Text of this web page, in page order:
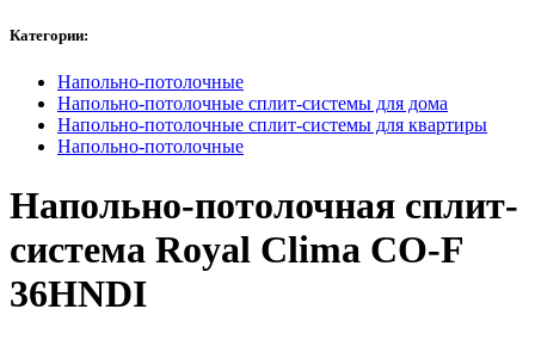
Категории:
Напольно-потолочные
Напольно-потолочные сплит-системы для дома
Напольно-потолочные сплит-системы для квартиры
Напольно-потолочные
Напольно-потолочная сплит-
система Royal Clima CO-F
36HNDI